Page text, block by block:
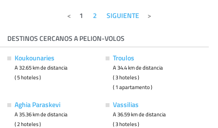
1 2 SIGUIENTE
DESTINOS CERCANOS A PELION-VOLOS
Koukounaries
A 32.65 km de distancia
( 5 hoteles )
Troulos
A 34.4 km de distancia
( 3 hoteles )
( 1 apartamento )
Aghia Paraskevi
A 35.36 km de distancia
( 2 hoteles )
Vassilias
A 36.59 km de distancia
( 3 hoteles )